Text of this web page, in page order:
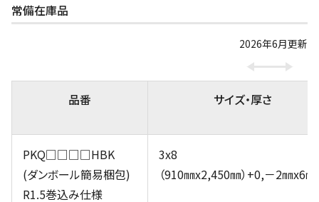
常備在庫品
2026年6月更新
品番 サイズ・厚さ
PKQ□□□□HBK
(ダンボール簡易梱包)
R1.5巻込み仕様
3x8
（910㎜x2,450㎜）+0,－2㎜x6㎜